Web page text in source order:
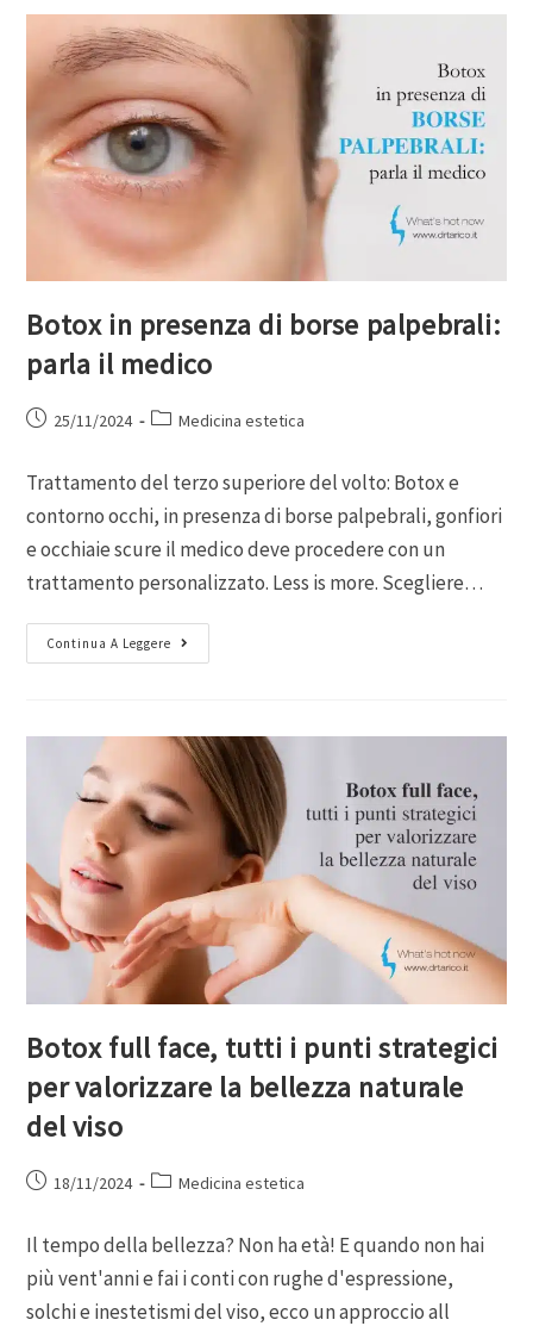
Botox in presenza di borse palpebrali:
parla il medico
25/11/2024 Medicina estetica
Trattamento del terzo superiore del volto: Botox e
contorno occhi, in presenza di borse palpebrali, gonfiori
e occhiaie scure il medico deve procedere con un
trattamento personalizzato. Less is more. Scegliere…
Continua A Leggere
Botox full face, tutti i punti strategici
per valorizzare la bellezza naturale
del viso
18/11/2024 Medicina estetica
Il tempo della bellezza? Non ha età! E quando non hai
più vent'anni e fai i conti con rughe d'espressione,
solchi e inestetismi del viso, ecco un approccio all